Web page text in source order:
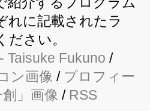
れに記載されたラ
ださい。
- Taisuke Fukuno /
ン画像 / プロフィー
創」画像 / RSS